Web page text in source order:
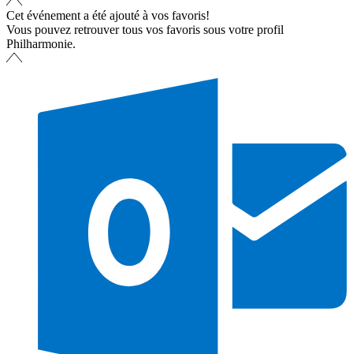
Cet événement a été ajouté à vos favoris!
Vous pouvez retrouver tous vos favoris sous votre profil
Philharmonie.